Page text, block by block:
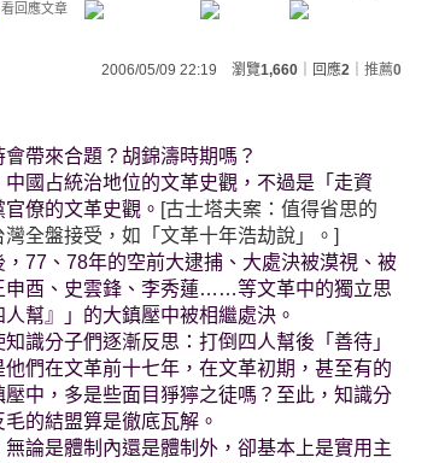
看回應文章
2006/05/09 22:19 瀏覽1,660 ｜回應2 推薦0
帶來合題？胡錦濤時期嗎？
中國占統治地位的文革史觀，不過是「走資
僚的文革史觀。 [古士塔夫案：值得省思的
全盤接受，如「文革十年浩劫說」。]
77、78年的空前大逮捕、大處決被漠視、被
申酉、史雲鋒、李秀蓮……等文革中的獨立思
幫』」的大鎮壓中被相繼處決。
知識分子們逐漸反思：打倒四人幫後「善待」
們在文革前十七年，在文革初期，甚至有的
中，多是些面目猙獰之徒嗎？至此，知識分
的結盟算是徹底瓦解。
論是體制內還是體制外，卻基本上是實用主